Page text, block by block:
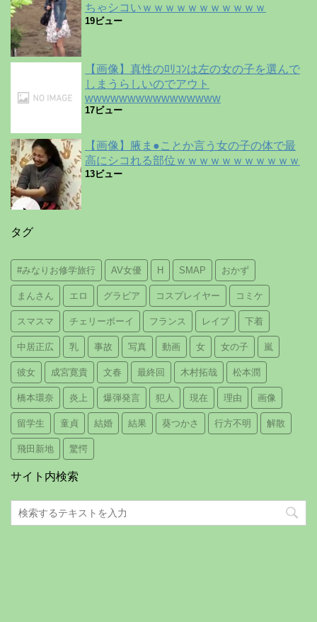
ちゃシコいｗｗｗｗｗｗｗｗｗｗｗ
19ビュー
【画像】真性のﾛﾘｺﾝは左の女の子を選んで
しまうらしいのでアウト
wwwwwwwwwwwwwwww
17ビュー
【画像】腋ま●ことか言う女の子の体で最
高にシコれる部位ｗｗｗｗｗｗｗｗｗｗｗ
13ビュー
タグ
#みなりお修学旅行 AV女優 H SMAP おかず
まんさん エロ グラビア コスプレイヤー コミケ
スマスマ チェリーボーイ フランス レイプ 下着
中居正広 乳 事故 写真 動画 女 女の子 嵐
彼女 成宮寛貴 文春 最終回 木村拓哉 松本潤
橋本環奈 炎上 爆弾発言 犯人 現在 理由 画像
留学生 童貞 結婚 結果 葵つかさ 行方不明 解散
飛田新地 驚愕
サイト内検索